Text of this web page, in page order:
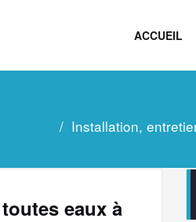
ACCUEIL
Installation,
eaux à